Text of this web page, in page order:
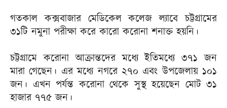
গতকাল কক্সবাজার মেডিকেল কলেজ ল্যাবে চট্টগ্রামের
৩১টি নমুনা পরীক্ষা করে কারো করোনা শনাক্ত হয়নি।
চট্টগ্রামে করোনা আক্রান্তদের মধ্যে ইতিমধ্যে ৩৭১ জন
মারা গেছেন। এর মধ্যে নগরে ২৭০ এবং উপজেলায় ১০১
জন। এখন পর্যন্ত করোনা থেকে সুস্থ হয়েছেন মোট ৩১
হাজার ৭৭৫ জন।